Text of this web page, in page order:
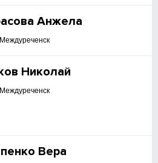
Анжела
Николай
Вера